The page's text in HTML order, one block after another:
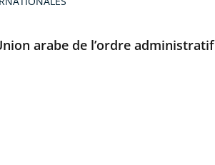
arabe de l’ordre administratif